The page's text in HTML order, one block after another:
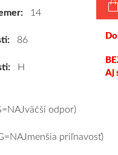
14
86
H
Aj
odpor)
priľnavosť)